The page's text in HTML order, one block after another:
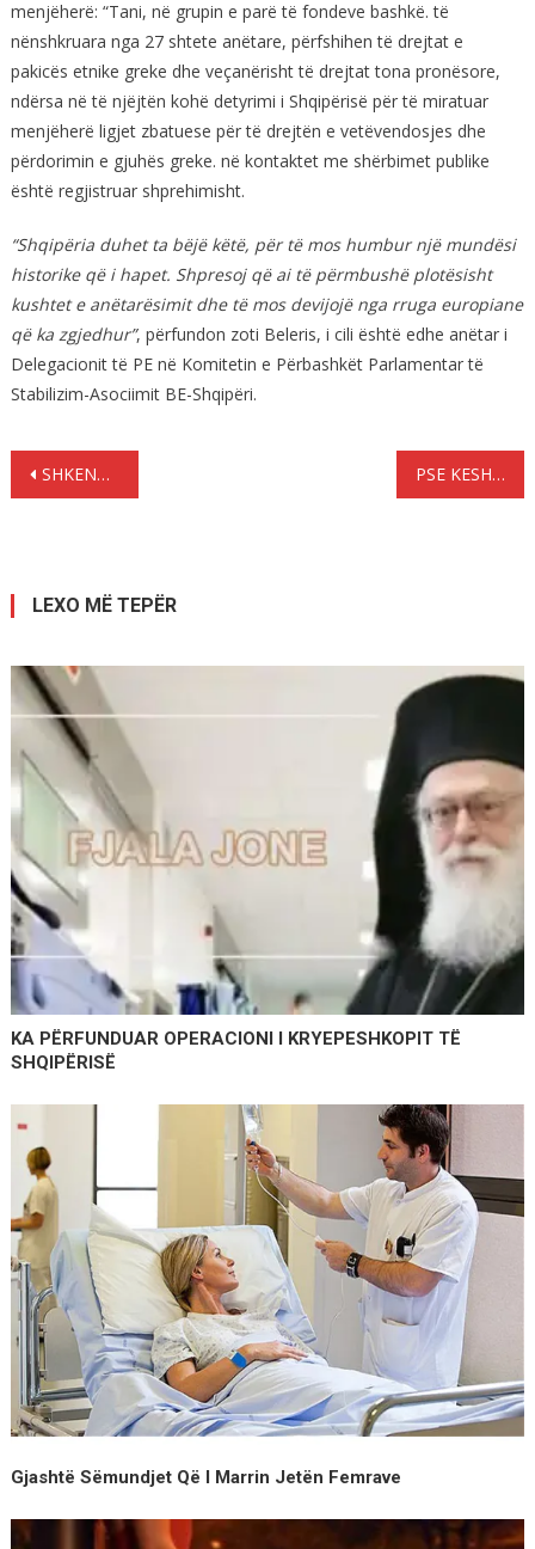
menjëherë: “Tani, në grupin e parë të fondeve bashkë. të
nënshkruara nga 27 shtete anëtare, përfshihen të drejtat e
pakicës etnike greke dhe veçanërisht të drejtat tona pronësore,
ndërsa në të njëjtën kohë detyrimi i Shqipërisë për të miratuar
menjëherë ligjet zbatuese për të drejtën e vetëvendosjes dhe
përdorimin e gjuhës greke. në kontaktet me shërbimet publike
është regjistruar shprehimisht.
“Shqipëria duhet ta bëjë këtë, për të mos humbur një mundësi
historike që i hapet. Shpresoj që ai të përmbushë plotësisht
kushtet e anëtarësimit dhe të mos devijojë nga rruga europiane
që ka zgjedhur”, përfundon zoti Beleris, i cili është edhe anëtar i
Delegacionit të PE në Komitetin e Përbashkët Parlamentar të
Stabilizim-Asociimit BE-Shqipëri.
Lëvizje
SHKENCËTARËT THONE SE KA ALIENE DHE AT PO PËRGATITEN TË NA NJOFTOJNË ZYRTARISHT PSE KESHILLOHET NJË LIMON I PRERË PRANË SHTRATIT GJATE NATES
LEXO MË TEPËR
KA PËRFUNDUAR OPERACIONI I KRYEPESHKOPIT TË
SHQIPËRISË
Gjashtë Sëmundjet Që I Marrin Jetën Femrave